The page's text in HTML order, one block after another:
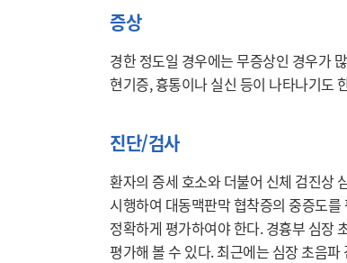
증상
경한 정도일 경우에는 무증상인 경우가
현기증, 흉통이나 실신 등이 나타나기도
진단/검사
환자의 증세 호소와 더불어 신체 검진상
시행하여 대동맥판막 협착증의 중증도
정확하게 평가하여야 한다. 경흉부 심장
평가해 볼 수 있다. 최근에는 심장 초음